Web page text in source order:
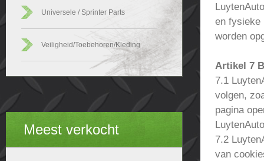
Universele / Sprinter Parts
Veiligheid/Toebehoren/Kleding
Meest verkocht
en fysieke
worden
Artikel 7
7.1
volgen,
pagina
7.2
van